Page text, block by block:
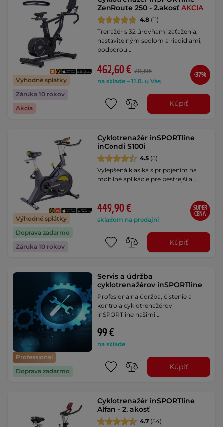
Výhodné splátky
Záruka 10 rokov
Akcia
ZenRoute 250 - 2.akosťAKCIA
4.8 (11)
Trenažér s 32 úrovňami zaťaženia,
nastaviteľným sedlom a riadidlami,
podporou …
462,60 € 731,30 €
na sklade – 11.8. u Vás
-37%
Kúpiť
Výhodné splátky
Doprava zadarmo
Záruka 10 rokov
Cyklotrenažér inSPORTline
inCondi S100i
4.5 (5)
Vylepšená klasika s pripojením na
mobilné aplikácie pre pestrejší a …
449,90 €
skladom na predajni
SUPER
CENA
Kúpiť
Professional
Doprava zadarmo
Servis a údržba
cyklotrenažérov inSPORTline
Profesionálna údržba, čistenie a
kontrola cyklotrenažérov
inSPORTline našimi …
99 €
na sklade
Kúpiť
Cyklotrenažér inSPORTline
Alfan - 2. akosť
4.7 (54)